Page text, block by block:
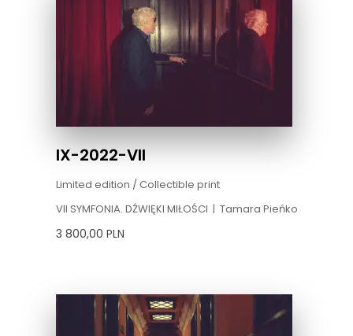
IX-2022-VII
Limited edition / Collectible print
VII SYMFONIA. DŹWIĘKI MIŁOŚCI | Tamara Pieńko
3 800,00 PLN